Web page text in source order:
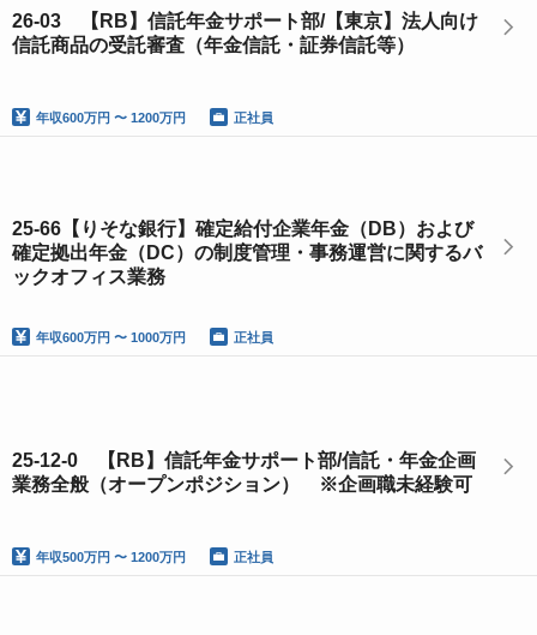
26-03 【RB】信託年金サポート部/【東京】法人向け
信託商品の受託審査（年金信託・証券信託等）
年収600万円 〜 1200万円 正社員
25-66【りそな銀行】確定給付企業年金（DB）および
確定拠出年金（DC）の制度管理・事務運営に関するバ
ックオフィス業務
年収600万円 〜 1000万円 正社員
25-12-0 【RB】信託年金サポート部/信託・年金企画
業務全般（オープンポジション） ※企画職未経験可
年収500万円 〜 1200万円 正社員